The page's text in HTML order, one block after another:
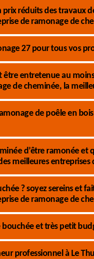
prix réduits des travaux
de ramonage de
27 pour tous vos
entretenue au
de cheminée, la
de poêle en
d’être ramonée
meilleures entreprises
? soyez sereins et
de ramonage de
et très petit
professionnel à Le